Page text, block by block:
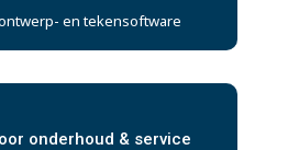
en tekensoftware
onderhoud & service